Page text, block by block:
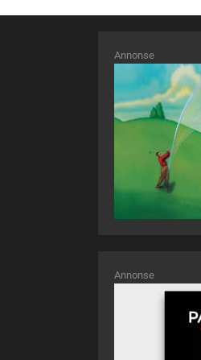
Annonse
Annonse